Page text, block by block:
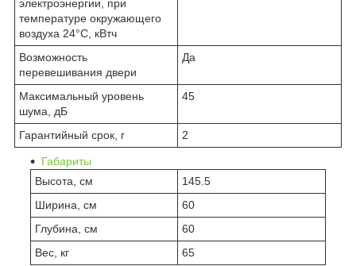
электроэнергии, при
температуре окружающего
воздуха 24°C, кВтч
Возможность
перевешивания двери
Да
Максимальный уровень
шума, дБ
45
Гарантийный срок, г 2
Габариты
Высота, см
145.5
Ширина, см
60
Глубина, см
60
Вес, кг
65